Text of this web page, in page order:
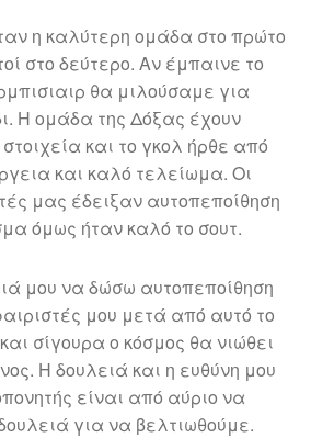
η καλύτερη ομάδα στο πρώτο
στο δεύτερο. Αν έμπαινε το
θα μιλούσαμε για
Η ομάδα της Δόξας έχουν
και το γκολ ήρθε από
και καλό τελείωμα. Οι
μας έδειξαν αυτοπεποίθηση
όμως ήταν καλό το σουτ.
μου να δώσω αυτοπεποίθηση
μου μετά από αυτό το
σίγουρα ο κόσμος θα νιώθει
Η δουλειά και η ευθύνη μου
είναι από αύριο να
για να βελτιωθούμε.